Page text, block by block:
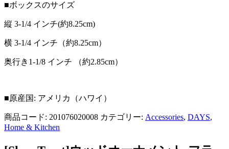
■ボックスのサイズ
縦 3-1/4 インチ(約8.25cm)
横 3-1/4 インチ（約8.25cm）
奥行き1-1/8 インチ （約2.85cm）
■原産国: アメリカ（ハワイ）
商品コード: 201076020008 カテゴリー: Accessories, DAYS,
Home & Kitchen